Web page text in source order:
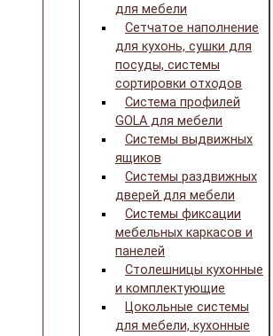
для мебели
Сетчатое наполнение
для кухонь, сушки для
посуды, системы
сортировки отходов
Система профилей
GOLA для мебели
Системы выдвижных
ящиков
Системы раздвижных
дверей для мебели
Системы фиксации
мебельных каркасов и
панелей
Столешницы кухонные
и комплектующие
Цокольные системы
для мебели, кухонные